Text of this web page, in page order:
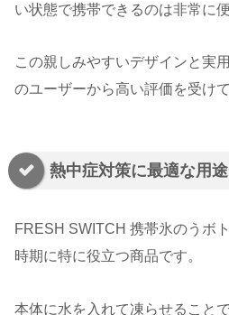
い状態で携帯できるのは非常に便
この親しみやすいデザインと実
のユーザーから高い評価を受けて
熱中症対策に最適な用途
FRESH SWITCH 携帯氷のうボ
時期に特に役立つ商品です。
本体に水を入れて凍らせること